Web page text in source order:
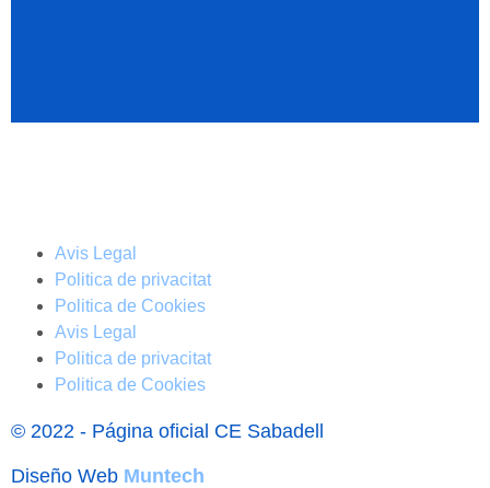
Avis Legal
Politica de privacitat
Politica de Cookies
Avis Legal
Politica de privacitat
Politica de Cookies
© 2022 - Página oficial CE Sabadell
Diseño Web Muntech